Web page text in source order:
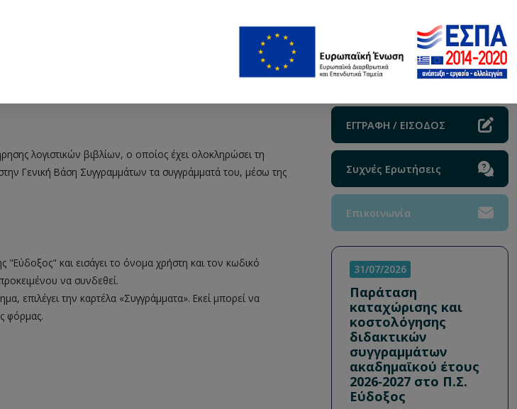
λογιστικών βιβλίων, ο οποίος έχει ολοκληρώσει τη
Γενική Βάση Συγγραμμάτων τα συγγράμματά του, μέσω της
"Εύδοξος" και εισάγει το όνομα χρήστη και τον κωδικό
να συνδεθεί.
επιλέγει την καρτέλα «Συγγράμματα». Εκεί μπορεί να
φόρμας.
ΕΓΓΡΑΦΗ / ΕΙΣΟΔΟΣ
Συχνές Ερωτήσεις
Επικοινωνία
31/07/2026
Παράταση
καταχώρισης και
κοστολόγησης
διδακτικών
συγγραμμάτων
ακαδημαϊκού έτους
2026‐2027 στο Π.Σ.
Εύδοξος